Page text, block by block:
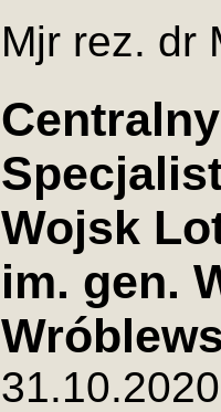
Mjr rez. dr
Wojsk
im. gen.